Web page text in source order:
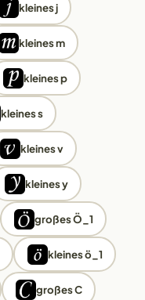
kleines j
kleines m
kleines p
kleines s
kleines v
kleines y
großes Ö_1
kleines ö_1
großes C